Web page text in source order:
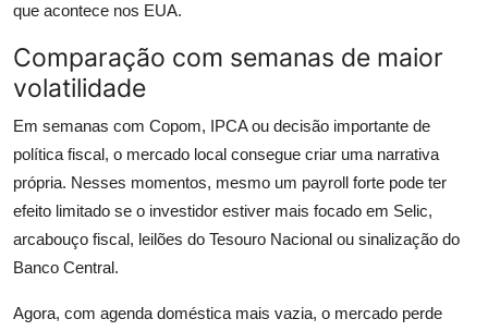
que acontece nos EUA.
Comparação com semanas de maior
volatilidade
Em semanas com Copom, IPCA ou decisão importante de
política fiscal, o mercado local consegue criar uma narrativa
própria. Nesses momentos, mesmo um payroll forte pode ter
efeito limitado se o investidor estiver mais focado em Selic,
arcabouço fiscal, leilões do Tesouro Nacional ou sinalização do
Banco Central.
Agora, com agenda doméstica mais vazia, o mercado perde